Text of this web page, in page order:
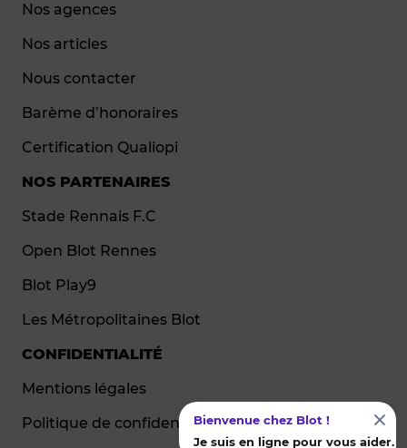
Nos agences
Nos articles
Nous contacter
Barème d’honoraires
Certification Qualiopi
NOS PARTENAIRES
Stade Rennais F.C
Open Blot Rennes
Blot Play9
Les Métropolitaines Blot
CONFIDENTIALITÉ
Mentions légales
Politique de confidentialitéBienvenue chez Blot !
Je suis en ligne pour vous aider.